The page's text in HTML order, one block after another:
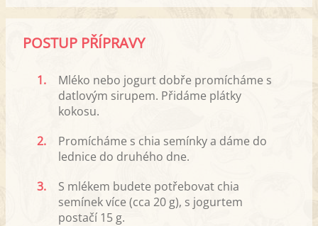
POSTUP PŘÍPRAVY
1.
Mléko nebo jogurt dobře promícháme s
datlovým sirupem. Přidáme plátky
kokosu.
2.
Promícháme s chia semínky a dáme do
lednice do druhého dne.
3.
S mlékem budete potřebovat chia
semínek více (cca 20 g), s jogurtem
postačí 15 g.